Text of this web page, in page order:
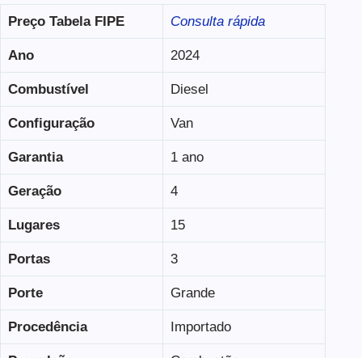
Preço Tabela FIPE Consulta rápida
Ano 2024
Combustível Diesel
Configuração Van
Garantia 1 ano
Geração 4
Lugares 15
Portas 3
Porte Grande
Procedência Importado